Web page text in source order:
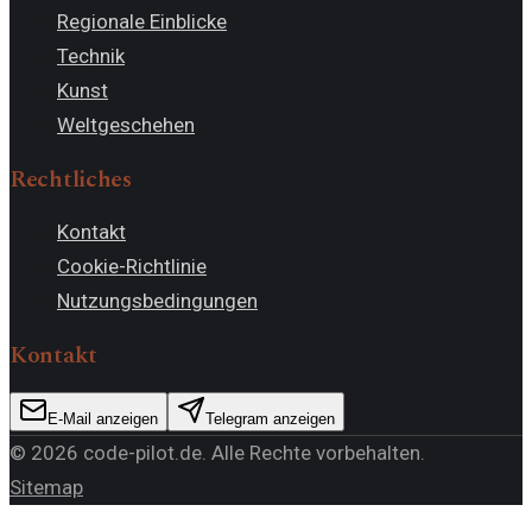
Regionale Einblicke
Technik
Kunst
Weltgeschehen
Rechtliches
Kontakt
Cookie-Richtlinie
Nutzungsbedingungen
Kontakt
E-Mail anzeigen Telegram anzeigen
© 2026 code-pilot.de. Alle Rechte vorbehalten.
Sitemap